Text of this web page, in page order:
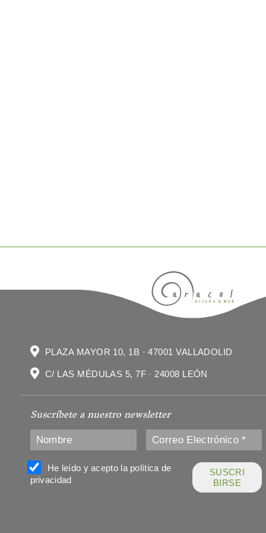
PLAZA MAYOR 10, 1B · 47001 VALLADOLID
C/ LAS MÉDULAS 5, 7F · 24008 LEÓN
Suscríbete a nuestro newsletter
He leído y acepto la política de
privacidad